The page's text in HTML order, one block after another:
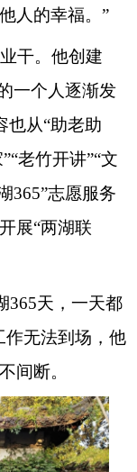
人的幸福。”
干。他创建
一个人逐渐发
也从“助老助
老竹开讲”“文
365”志愿服务
展“两湖联
天，一天都
作无法到场，他
间断。